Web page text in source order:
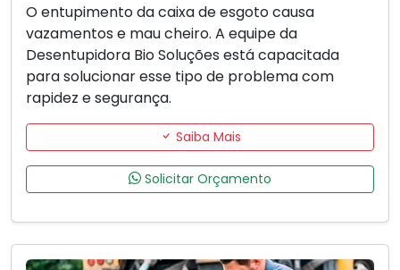
O entupimento da caixa de esgoto causa
vazamentos e mau cheiro. A equipe da
Desentupidora Bio Soluções está capacitada
para solucionar esse tipo de problema com
rapidez e segurança.
Saiba Mais
Solicitar Orçamento